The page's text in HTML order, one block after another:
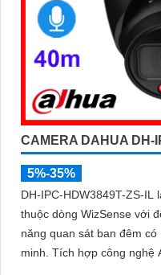
CAMERA DAHUA DH-
5%-35%
DH-IPC-HDW3849T-ZS-IL
thuộc dòng WizSense với
năng quan sát ban đêm
minh. Tích hợp công nghệ AI, camera phát hiện chính xác